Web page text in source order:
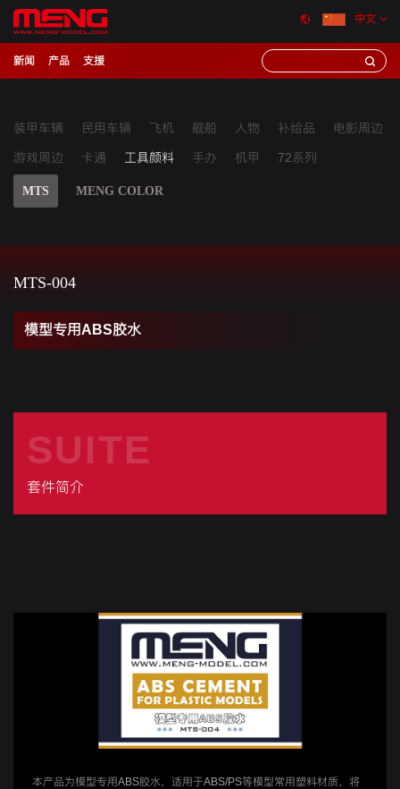
中文
新闻 产品 支援
装甲车辆 民用车辆 飞机 舰船 人物 补给品 电影周边
游戏周边 卡通 工具颜料
MTS MENG COLOR
手办 机甲 72系列
MTS-004
模型专用ABS胶水
SUITE
套件简介
本产品为模型专用ABS胶水，适用于ABS/PS等模型常用塑料材质，将